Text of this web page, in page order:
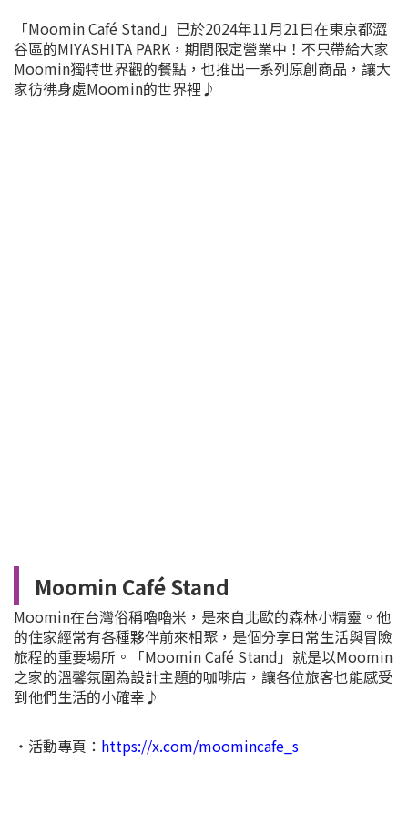
「Moomin Café Stand」已於2024年11月21日在東京都澀
谷區的MIYASHITA PARK，期間限定營業中！不只帶給大家
Moomin獨特世界觀的餐點，也推出一系列原創商品，讓大
家彷彿身處Moomin的世界裡♪
Moomin Café Stand
Moomin在台灣俗稱嚕嚕米，是來自北歐的森林小精靈。他
的住家經常有各種夥伴前來相聚，是個分享日常生活與冒險
旅程的重要場所。「Moomin Café Stand」就是以Moomin
之家的溫馨氛圍為設計主題的咖啡店，讓各位旅客也能感受
到他們生活的小確幸♪
・活動專頁： https://x.com/moomincafe_s